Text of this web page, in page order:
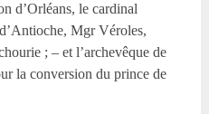
d’Orléans, le cardinal
Mgr Véroles,
; – et l’archevêque de
la conversion du prince de